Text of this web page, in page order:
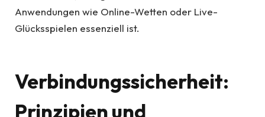
Anwendungen wie Online-Wetten oder Live-
Glücksspielen essenziell ist.
Verbindungssicherheit:
Prinzipien und